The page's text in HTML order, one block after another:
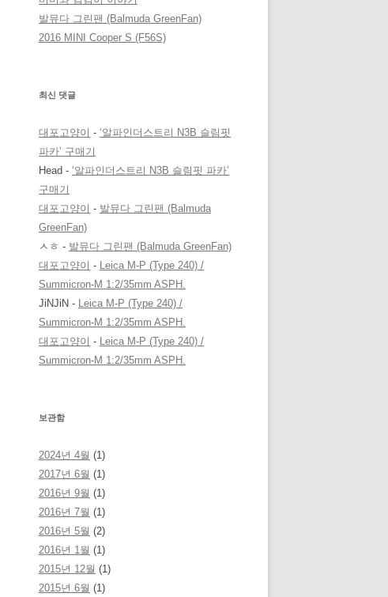
발뮤다 그린팬 (Balmuda GreenFan)
2016 MINI Cooper S (F56S)
최신 댓글
대포고양이 - ‘알파인더스트리 N3B 슬림핏
파카’ 구매기
Head - ‘알파인더스트리 N3B 슬림핏 파카’
구매기
대포고양이 - 발뮤다 그린팬 (Balmuda
GreenFan)
ㅅㅎ - 발뮤다 그린팬 (Balmuda GreenFan)
대포고양이 - Leica M-P (Type 240) /
Summicron-M 1:2/35mm ASPH.
JiNJiN - Leica M-P (Type 240) /
Summicron-M 1:2/35mm ASPH.
대포고양이 - Leica M-P (Type 240) /
Summicron-M 1:2/35mm ASPH.
보관함
2024년 4월 (1)
2017년 6월 (1)
2016년 9월 (1)
2016년 7월 (1)
2016년 5월 (2)
2016년 1월 (1)
2015년 12월 (1)
2015년 6월 (1)